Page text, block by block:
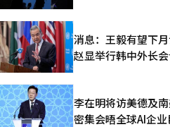
消息：王毅有望下
赵显举行韩中外长
李在明将访美德及
密集会晤全球AI企